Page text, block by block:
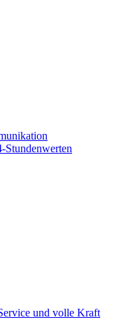
Stundenwerten
und volle Kraft